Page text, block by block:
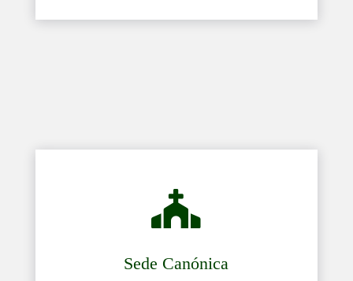

Sede Canónica